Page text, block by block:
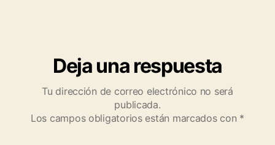
Deja una respuesta
Tu dirección de correo electrónico no será
publicada.
Los campos obligatorios están marcados con *